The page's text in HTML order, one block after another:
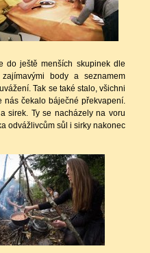
do ještě menších skupinek dle
body a seznamem
Tak se také stalo, všichni
nás čekalo báječné překvapení.
sirek. Ty se nacházely na voru
odvážlivcům sůl i sirky nakonec